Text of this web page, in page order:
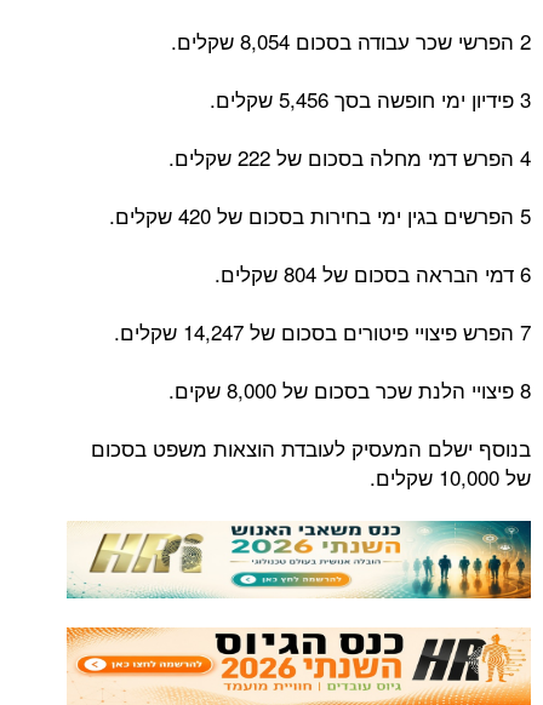
2 הפרשי שכר עבודה בסכום 8,054 שקלים.
3 פידיון ימי חופשה בסך 5,456 שקלים.
4 הפרש דמי מחלה בסכום של 222 שקלים.
5 הפרשים בגין ימי בחירות בסכום של 420 שקלים.
6 דמי הבראה בסכום של 804 שקלים.
7 הפרש פיצויי פיטורים בסכום של 14,247 שקלים.
8 פיצויי הלנת שכר בסכום של 8,000 שקים.
בנוסף ישלם המעסיק לעובדת הוצאות משפט בסכום
של 10,000 שקלים.